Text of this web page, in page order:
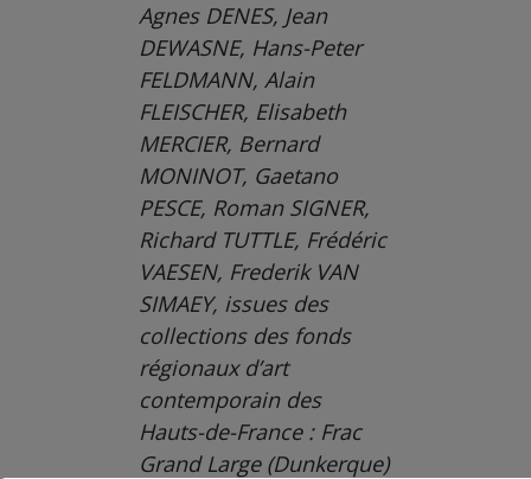
Agnes DENES, Jean
DEWASNE, Hans-Peter
FELDMANN, Alain
FLEISCHER, Elisabeth
MERCIER, Bernard
MONINOT, Gaetano
PESCE, Roman SIGNER,
Richard TUTTLE, Frédéric
VAESEN, Frederik VAN
SIMAEY, issues des
collections des fonds
régionaux d’art
contemporain des
Hauts-de-France : Frac
Grand Large (Dunkerque)